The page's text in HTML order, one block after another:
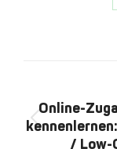
Online-
/ Low-